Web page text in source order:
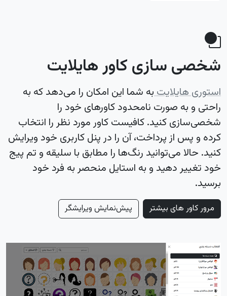
شخصی سازی کاور هایلایت
استوری هایلایتبه شما این امکان را می‌دهد که به
راحتی و به صورت نامحدود کاورهای خود را
شخصی‌سازی کنید. کافیست کاور مورد نظر را انتخاب
کرده و پس از پرداخت، آن را در پنل کاربری خود ویرایش
کنید. حالا می‌توانید رنگ‌ها را مطابق با سلیقه و تم پیج
خود تغییر دهید و به استایل منحصر به فرد خود
برسید.
مرور کاور های بیشتر پیش‌نمایش ویرایشگر